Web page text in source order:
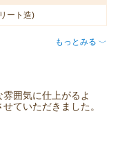
ート造)
もっとみる 〈
囲気に仕上がるよ
ていただきました。